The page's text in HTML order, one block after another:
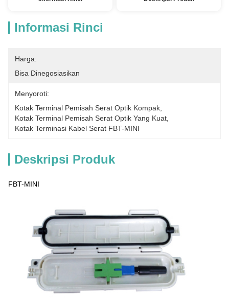
Informasi Rinci
Harga:
Bisa Dinegosiasikan
Menyoroti:
Kotak Terminal Pemisah Serat Optik Kompak
Kotak Terminal Pemisah Serat Optik Yang Kuat
Kotak Terminasi Kabel Serat FBT-MINI
Deskripsi Produk
FBT-MINI